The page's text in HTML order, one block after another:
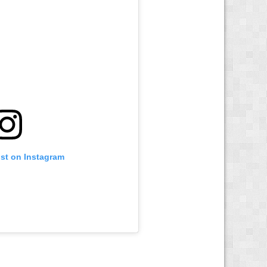
on Instagram